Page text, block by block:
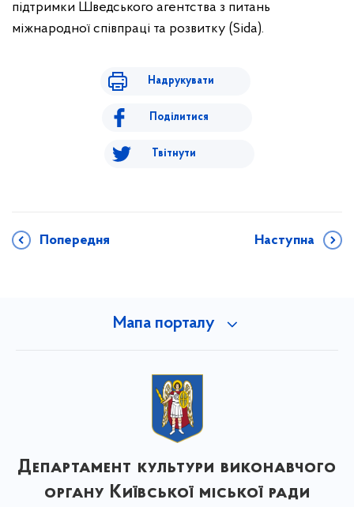
підтримки Шведського агентства з питань
міжнародної співпраці та розвитку (Sida).
Надрукувати
Поділитися
Твітнути
Попередня Наступна
Мапа порталу
Департамент культури виконавчого
органу Київської міської ради